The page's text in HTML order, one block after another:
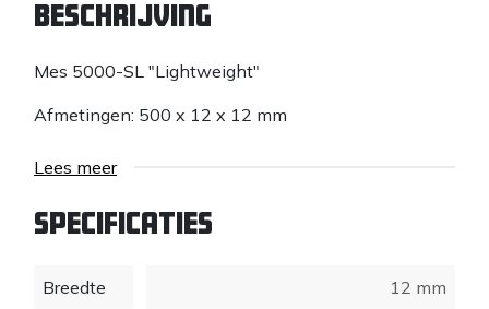
Beschrijving
Mes 5000-SL "Lightweight"
Afmetingen: 500 x 12 x 12 mm
Lees meer
Specificaties
Breedte
12 mm